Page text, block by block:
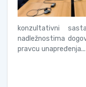
konzultativni
nadležnostima
pravcu unapređenja...